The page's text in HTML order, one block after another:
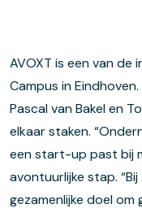
AVOXT is een van de
Campus in
Pascal van Bakel en
elkaar staken.
een start-up past bij
avontuurlijke stap.
gezamenlijke doel